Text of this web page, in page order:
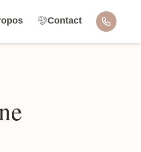
Contact